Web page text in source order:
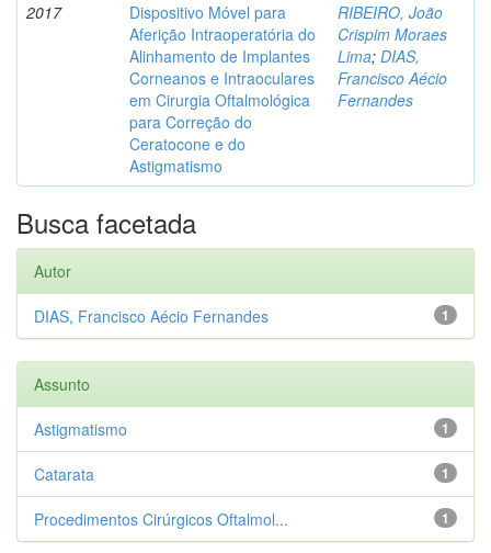
2017
Dispositivo Móvel para
Aferição Intraoperatória do
Alinhamento de Implantes
Corneanos e Intraoculares
em Cirurgia Oftalmológica
para Correção do
Ceratocone e do
Astigmatismo
RIBEIRO, João
Crispim Moraes
Lima; DIAS,
Francisco Aécio
Fernandes
Busca facetada
Autor
1
DIAS, Francisco Aécio Fernandes
Assunto
1
Astigmatismo
1
Catarata
1
Procedimentos Cirúrgicos Oftalmol...